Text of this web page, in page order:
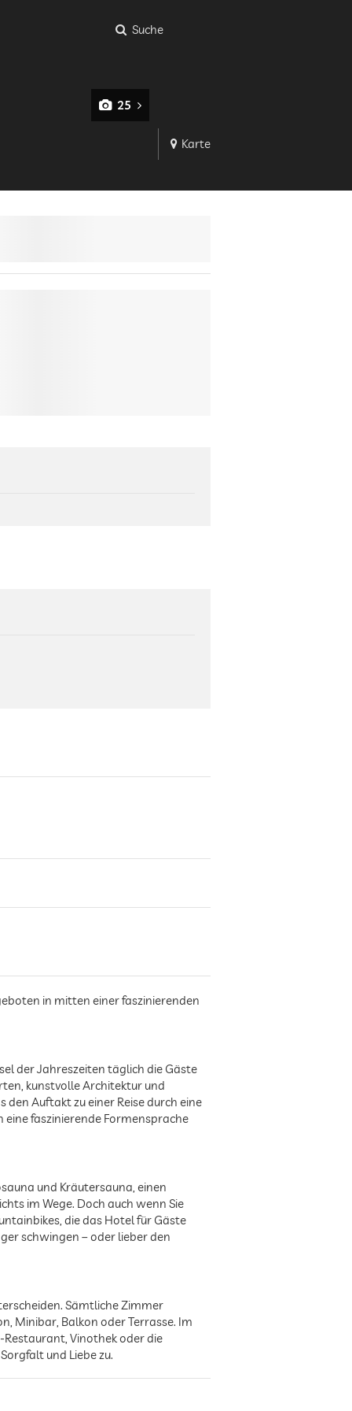
Suche
25
Karte
in mitten einer faszinierenden
der Jahreszeiten täglich die Gäste
kunstvolle Architektur und
Auftakt zu einer Reise durch eine
faszinierende Formensprache
und Kräutersauna, einen
im Wege. Doch auch wenn Sie
die das Hotel für Gäste
schwingen – oder lieber den
Sämtliche Zimmer
Minibar, Balkon oder Terrasse. Im
Vinothek oder die
und Liebe zu.